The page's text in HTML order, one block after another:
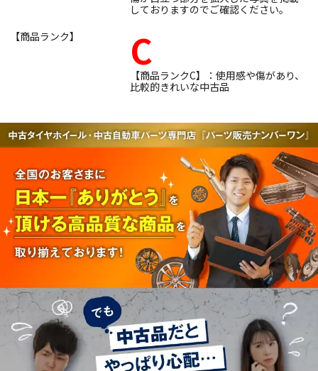
しておりますのでご確認ください。
【商品ランク】
C
【商品ランクC】：使用感や傷があり、
比較的きれいな中古品